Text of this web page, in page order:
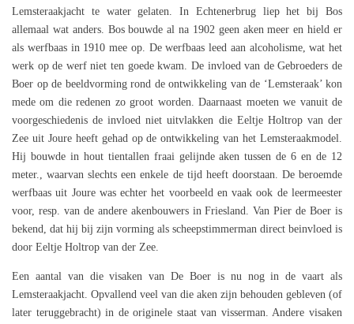
Lemsteraakjacht te water gelaten. In Echtenerbrug liep het bij Bos
allemaal wat anders. Bos bouwde al na 1902 geen aken meer en hield er
als werfbaas in 1910 mee op. De werfbaas leed aan alcoholisme, wat het
werk op de werf niet ten goede kwam. De invloed van de Gebroeders de
Boer op de beeldvorming rond de ontwikkeling van de ‘Lemsteraak’ kon
mede om die redenen zo groot worden. Daarnaast moeten we vanuit de
voorgeschiedenis de invloed niet uitvlakken die Eeltje Holtrop van der
Zee uit Joure heeft gehad op de ontwikkeling van het Lemsteraakmodel.
Hij bouwde in hout tientallen fraai gelijnde aken tussen de 6 en de 12
meter., waarvan slechts een enkele de tijd heeft doorstaan. De beroemde
werfbaas uit Joure was echter het voorbeeld en vaak ook de leermeester
voor, resp. van de andere akenbouwers in Friesland. Van Pier de Boer is
bekend, dat hij bij zijn vorming als scheepstimmerman direct beinvloed is
door Eeltje Holtrop van der Zee.
Een aantal van die visaken van De Boer is nu nog in de vaart als
Lemsteraakjacht. Opvallend veel van die aken zijn behouden gebleven (of
later teruggebracht) in de originele staat van visserman. Andere visaken